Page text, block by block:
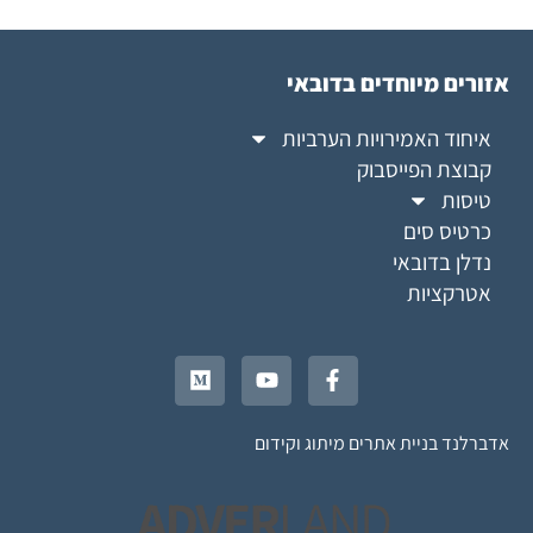
אזורים מיוחדים בדובאי
איחוד האמירויות הערביות
קבוצת הפייסבוק
טיסות
כרטיס סים
נדלן בדובאי
אטרקציות
אדברלנד בניית אתרים מיתוג וקידום